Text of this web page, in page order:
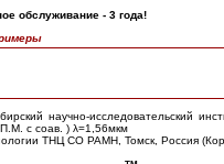
обслуживание - 3 года!
научно-исследовательский
с соав. ) λ=1,56мкм
ТНЦ СО РАМН, Томск, Россия